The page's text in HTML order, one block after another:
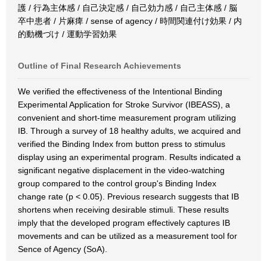
護 / 行為主体感 / 自己決定感 / 自己効力感 / 自己主体感 / 脳
卒中患者 / 片麻痺 / sense of agency / 時間関連付け効果 / 内
的動機づけ / 運動学習効果
Outline of Final Research Achievements
We verified the effectiveness of the Intentional Binding
Experimental Application for Stroke Survivor (IBEASS), a
convenient and short-time measurement program utilizing
IB. Through a survey of 18 healthy adults, we acquired and
verified the Binding Index from button press to stimulus
display using an experimental program. Results indicated a
significant negative displacement in the video-watching
group compared to the control group's Binding Index
change rate (p < 0.05). Previous research suggests that IB
shortens when receiving desirable stimuli. These results
imply that the developed program effectively captures IB
movements and can be utilized as a measurement tool for
Sence of Agency (SoA).